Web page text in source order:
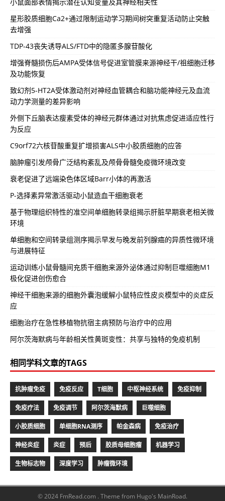
星形胶质细胞Ca2+通过限制运动学习期间树突重复活动防止突触
去增强
TDP-43丧失诱导ALS/FTD中的隐匿多腺苷酸化
增强脊髓损伤后AMPA受体信号促进室管膜来源神经干/祖细胞迁移
及功能恢复
致幻剂5-HT2A受体激动剂对神经血管耦合和脑功能神经元及血流
动力学测量的差异影响
外侧下丘脑表达瘦素受体的神经元群体通过对抗焦虑促进适应性行
为反应
C9orf72六核苷酸重复扩增损害ALS中小胶质细胞的应答
脑肿瘤引发颅骨广泛结构紊乱及颅骨骨髓免疫微环境改变
衰老促进了远端染色体区域Barr小体的再激活
P-选择素异常激活驱动小鼠造血干细胞衰老
基于物理组织特性的准空间单细胞转录组揭示肝脏早期衰老相关微
环境
单细胞和空间转录组测序揭示早发与晚发前列腺癌的异质性微环境
与进展特征
运动训练小鼠骨髓间充质干细胞来源外泌体通过抑制巨噬细胞M1
极化促进创伤愈合
神经干细胞来源的细胞外囊泡缓解小鼠特应性皮炎模型中的炎症反
应
细胞治疗在急性移植物抗宿主病预防与治疗中的应用
阿尔茨海默病与年龄相关性黄斑变性：共享与独特的免疫机制
相同学科文章的TAGS
抗肿瘤免疫 免疫反应 T细胞 中枢神经系统 免疫抑制
免疫疗法 免疫调节 阿尔茨海默病 巨噬细胞
小胶质细胞 单细胞RNA测序 帕金森病 免疫治疗
神经炎症 炎症 预后 胶质母细胞瘤 机器学习
生物标志物 深度学习 肿瘤微环境
© 2024 FmRead.com . Theme from Hugo's MainRoad.